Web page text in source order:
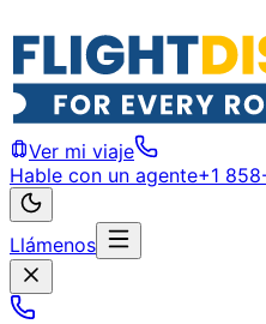
Ver mi viaje
Hable con un agente+1
Llámenos